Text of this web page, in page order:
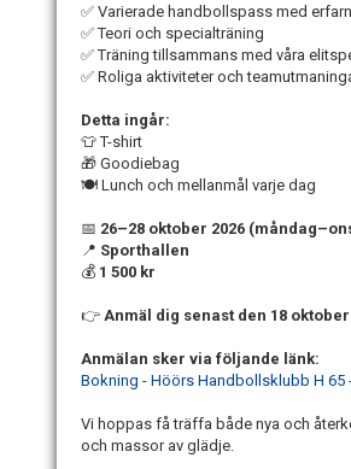
✅ Varierade handbollspass med
✅Teori och specialträning
✅Träning tillsammans med våra
✅ Roliga aktiviteter och
Detta ingår:
👕T-shirt
🎁 Goodiebag
🍽️ Lunch och mellanmål varje dag
📅 26–28 oktober 2026
📍 Sporthallen
💰 1 500 kr
👉 Anmäl dig senast den 18 oktober
Anmälan sker via följande länk:
Bokning - Höörs Handbollsklubb H 65
Vi hoppas få träffa både nya och
och massor av glädje.